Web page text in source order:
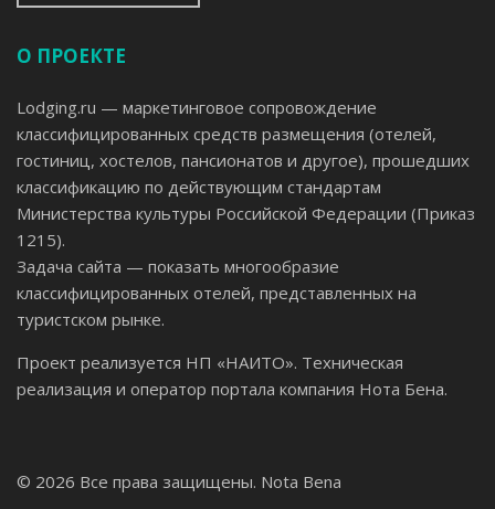
О ПРОЕКТЕ
Lodging.ru — маркетинговое сопровождение
классифицированных средств размещения (отелей,
гостиниц, хостелов, пансионатов и другое), прошедших
классификацию по действующим стандартам
Министерства культуры Российской Федерации (Приказ
1215).
Задача сайта — показать многообразие
классифицированных отелей, представленных на
туристском рынке.
Проект реализуется НП «НАИТО». Техническая
реализация и оператор портала компания Нота Бена.
© 2026 Все права защищены. Nota Bena